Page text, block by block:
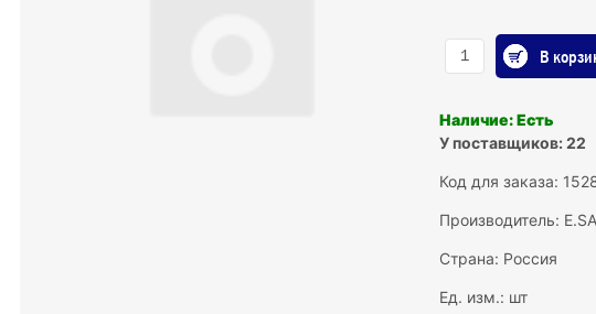
В
Наличие: Есть
У поставщиков: 22
Код для заказа:
Производитель:
Страна: Россия
Ед. изм.: шт